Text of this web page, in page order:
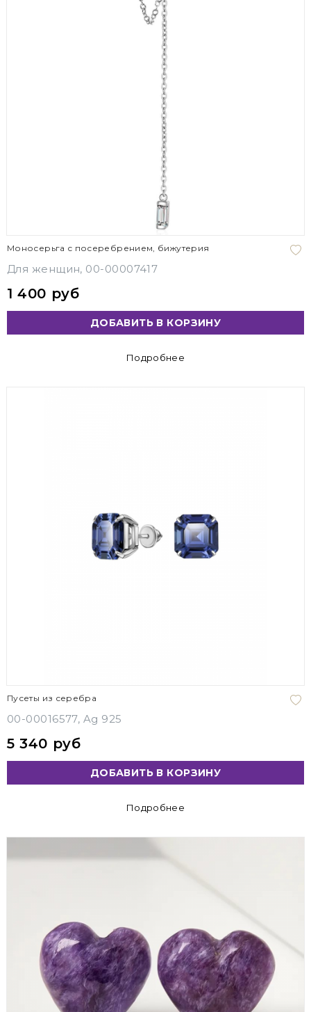
Моносерьга с посеребрением, бижутерия
Для женщин, 00-00007417
1 400 руб
ДОБАВИТЬ В КОРЗИНУ
Подробнее
Пусеты из серебра
00-00016577, Ag 925
5 340 руб
ДОБАВИТЬ В КОРЗИНУ
Подробнее